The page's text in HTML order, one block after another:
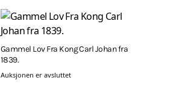
Gammel Lov Fra Kong Carl Johan fra
1839.
Auksjonen er avsluttet